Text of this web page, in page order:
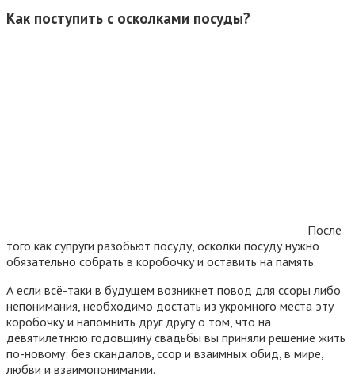
Как поступить с осколками посуды?
После
того как супруги разобьют посуду, осколки посуду нужно
обязательно собрать в коробочку и оставить на память.
А если всё-таки в будущем возникнет повод для ссоры либо
непонимания, необходимо достать из укромного места эту
коробочку и напомнить друг другу о том, что на
девятилетнюю годовщину свадьбы вы приняли решение жить
по-новому: без скандалов, ссор и взаимных обид, в мире,
любви и взаимопонимании.